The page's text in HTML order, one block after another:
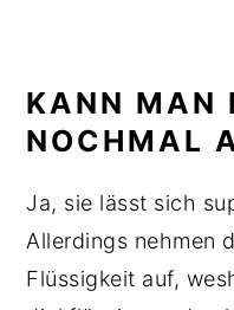
KANN MAN
NOCHMAL
Ja, sie lässt sich
Allerdings nehmen
Flüssigkeit auf,